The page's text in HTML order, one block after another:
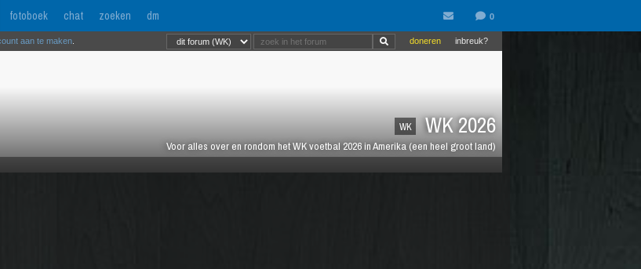
fotoboek chat zoeken dm
WK WK 2026
Voor alles over en rondom het WK voetbal 2026 in Amerika (een heel groot land)
inbreuk?
doneren
aan te maken